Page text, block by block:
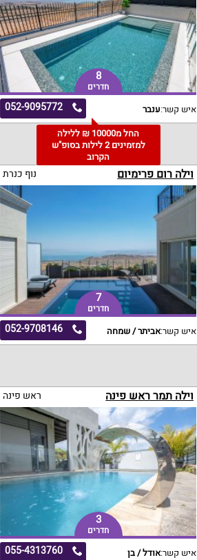
8
חדרים
052-9095772 איש קשר:ענבר
החל מ10000 ₪ ללילה
למזמינים 2 לילות בסופ"ש
הקרוב
וילה רום פרימיום נוף כנרת
7
חדרים
052-9708146 איש קשר:אביתר / שמחה
וילה תמר ראש פינה ראש פינה
3
חדרים
055-4313760 איש קשר:אודל / בן